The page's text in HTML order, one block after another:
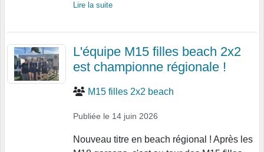
Lire la suite
L'équipe M15 filles beach 2x2
est championne régionale !
M15 filles 2x2 beach
Publiée le 14 juin 2026
Nouveau titre en beach régional ! Après les